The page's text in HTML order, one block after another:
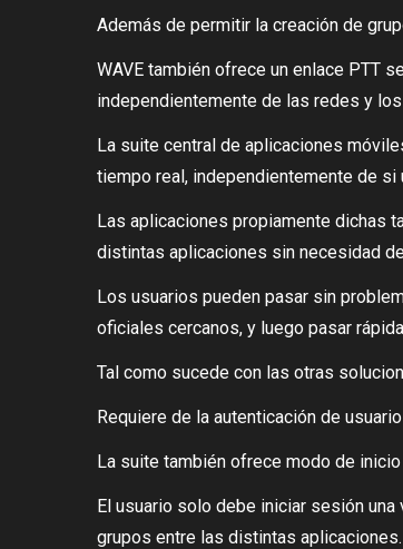
Además de permitir la creación de
WAVE también ofrece un enlace PTT
independientemente de las redes y
La suite central de aplicaciones
tiempo real, independientemente de si
Las aplicaciones propiamente dichas
distintas aplicaciones sin necesidad
Los usuarios pueden pasar sin
oficiales cercanos, y luego pasar
Tal como sucede con las otras
Requiere de la autenticación de
La suite también ofrece modo de
El usuario solo debe iniciar sesión
grupos entre las distintas aplicaciones.